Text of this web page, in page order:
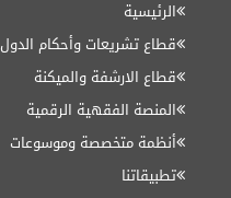
الرئيسية
قطاع تشريعات وأحكام الدول
قطاع الارشفة والميكنة
المنصة الفقهية الرقمية
أنظمة متخصصة وموسوعات
تطبيقاتنا